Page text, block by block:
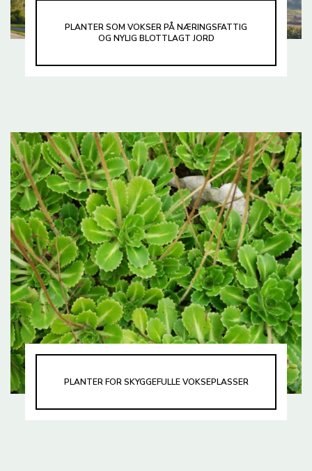
PLANTER SOM VOKSER PÅ NÆRINGSFATTIG
OG NYLIG BLOTTLAGT JORD
PLANTER FOR SKYGGEFULLE VOKSEPLASSER